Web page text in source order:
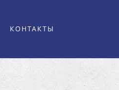
КОНТАКТЫ